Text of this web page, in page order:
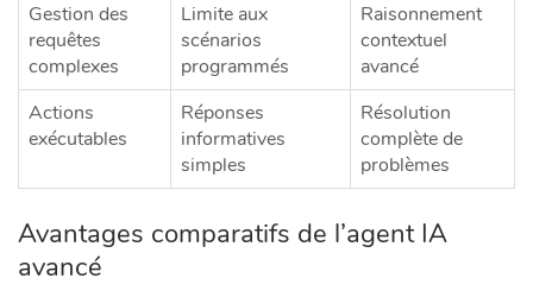
Gestion des
requêtes
complexes
Limite aux
scénarios
programmés
Raisonnement
contextuel
avancé
Actions
exécutables
Réponses
informatives
simples
Résolution
complète de
problèmes
Avantages comparatifs de l’agent IA
avancé